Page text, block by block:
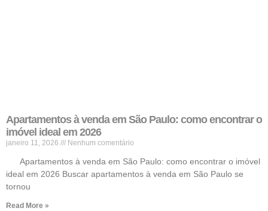
Apartamentos à venda em São Paulo: como encontrar o
imóvel ideal em 2026
janeiro 11, 2026 Nenhum comentário
Apartamentos à venda em São Paulo: como encontrar o imóvel
ideal em 2026 Buscar apartamentos à venda em São Paulo se
tornou
Read More »